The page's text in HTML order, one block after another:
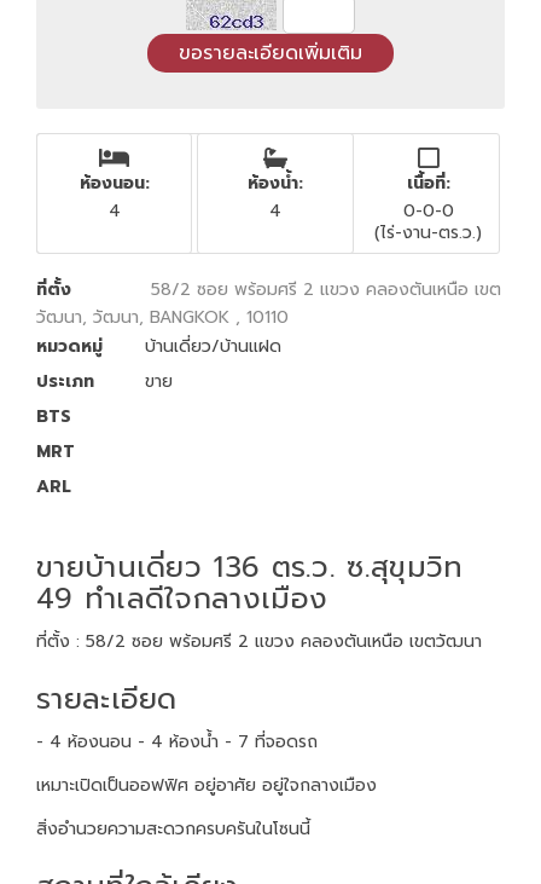
ห้องนอน:
4
ห้องน้ำ:
4
เนื้อที่:
0-0-0
(ไร่-งาน-ตร.ว.)
ที่ตั้ง
58/2 ซอย พร้อมศรี 2 แขวง คลองตันเหนือ เขต
วัฒนา, วัฒนา, BANGKOK , 10110
หมวดหมู่
บ้านเดี่ยว/บ้านแฝด
ประเภท
ขาย
BTS
MRT
ARL
ขายบ้านเดี่ยว 136 ตร.ว. ซ.สุขุมวิท
49 ทำเลดีใจกลางเมือง
ที่ตั้ง : 58/2 ซอย พร้อมศรี 2 แขวง คลองตันเหนือ เขตวัฒนา
รายละเอียด
- 4 ห้องนอน - 4 ห้องน้ำ - 7 ที่จอดรถ
เหมาะเปิดเป็นออฟฟิศ อยู่อาศัย อยู่ใจกลางเมือง
สิ่งอำนวยความสะดวกครบครันในโซนนี้